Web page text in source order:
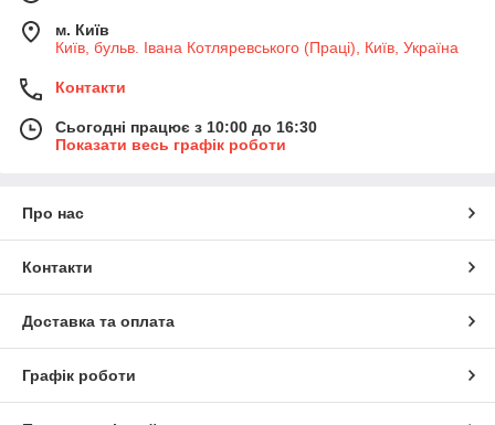
м. Київ
Київ, бульв. Івана Котляревського (Праці), Київ, Україна
Контакти
Сьогодні працює з 10:00 до 16:30
Показати весь графік роботи
Про нас
Контакти
Доставка та оплата
Графік роботи